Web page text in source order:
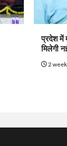
प्रदेश में
मिलेगी
2